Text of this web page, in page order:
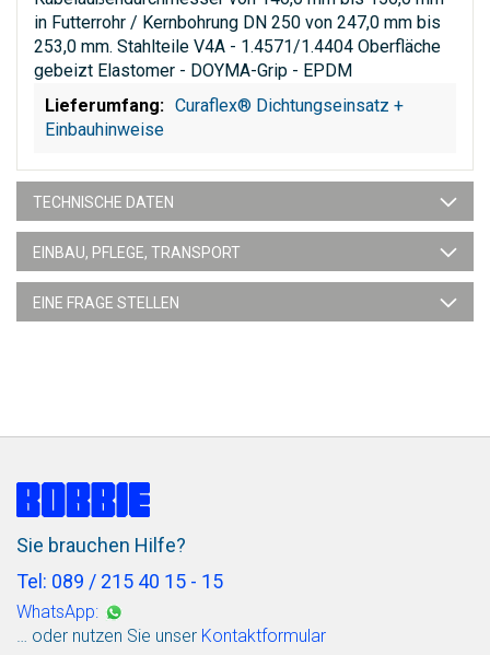
in Futterrohr / Kernbohrung DN 250 von 247,0 mm bis
253,0 mm. Stahlteile V4A - 1.4571/1.4404 Oberfläche
gebeizt Elastomer - DOYMA-Grip - EPDM
Curaflex® Dichtungseinsatz +
Einbauhinweise
TECHNISCHE DATEN
EINBAU, PFLEGE, TRANSPORT
EINE FRAGE STELLEN
Sie brauchen Hilfe?
Tel: 089 / 215 40 15 - 15
WhatsApp:
… oder nutzen Sie unser Kontaktformular